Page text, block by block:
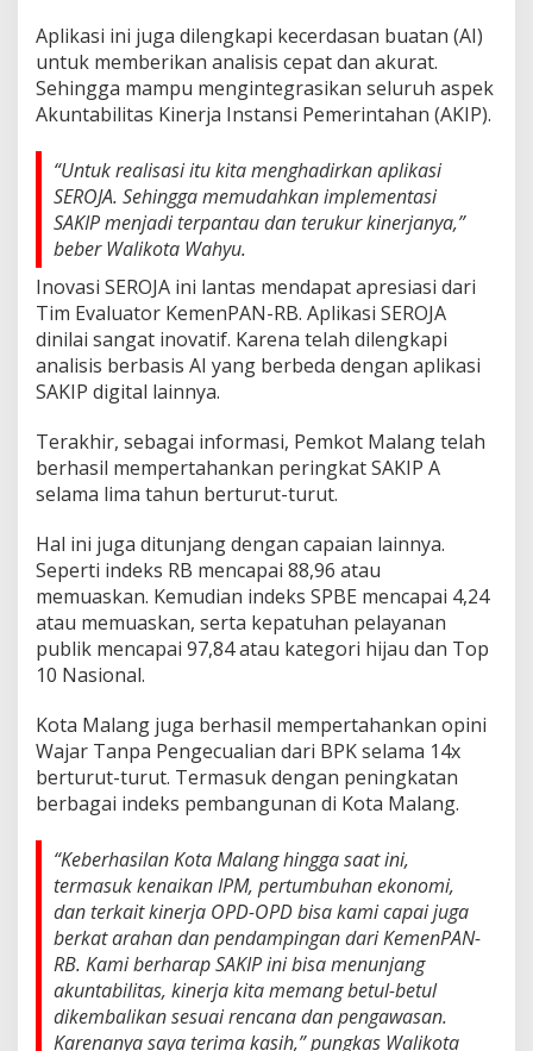
Aplikasi ini juga dilengkapi kecerdasan buatan (AI)
untuk memberikan analisis cepat dan akurat.
Sehingga mampu mengintegrasikan seluruh aspek
Akuntabilitas Kinerja Instansi Pemerintahan (AKIP).
“Untuk realisasi itu kita menghadirkan aplikasi
SEROJA. Sehingga memudahkan implementasi
SAKIP menjadi terpantau dan terukur kinerjanya,”
beber Walikota Wahyu.
Inovasi SEROJA ini lantas mendapat apresiasi dari
Tim Evaluator KemenPAN-RB. Aplikasi SEROJA
dinilai sangat inovatif. Karena telah dilengkapi
analisis berbasis AI yang berbeda dengan aplikasi
SAKIP digital lainnya.
Terakhir, sebagai informasi, Pemkot Malang telah
berhasil mempertahankan peringkat SAKIP A
selama lima tahun berturut-turut.
Hal ini juga ditunjang dengan capaian lainnya.
Seperti indeks RB mencapai 88,96 atau
memuaskan. Kemudian indeks SPBE mencapai 4,24
atau memuaskan, serta kepatuhan pelayanan
publik mencapai 97,84 atau kategori hijau dan Top
10 Nasional.
Kota Malang juga berhasil mempertahankan opini
Wajar Tanpa Pengecualian dari BPK selama 14x
berturut-turut. Termasuk dengan peningkatan
berbagai indeks pembangunan di Kota Malang.
“Keberhasilan Kota Malang hingga saat ini,
termasuk kenaikan IPM, pertumbuhan ekonomi,
dan terkait kinerja OPD-OPD bisa kami capai juga
berkat arahan dan pendampingan dari KemenPAN-
RB. Kami berharap SAKIP ini bisa menunjang
akuntabilitas, kinerja kita memang betul-betul
dikembalikan sesuai rencana dan pengawasan.
Karenanya saya terima kasih,” pungkas Walikota